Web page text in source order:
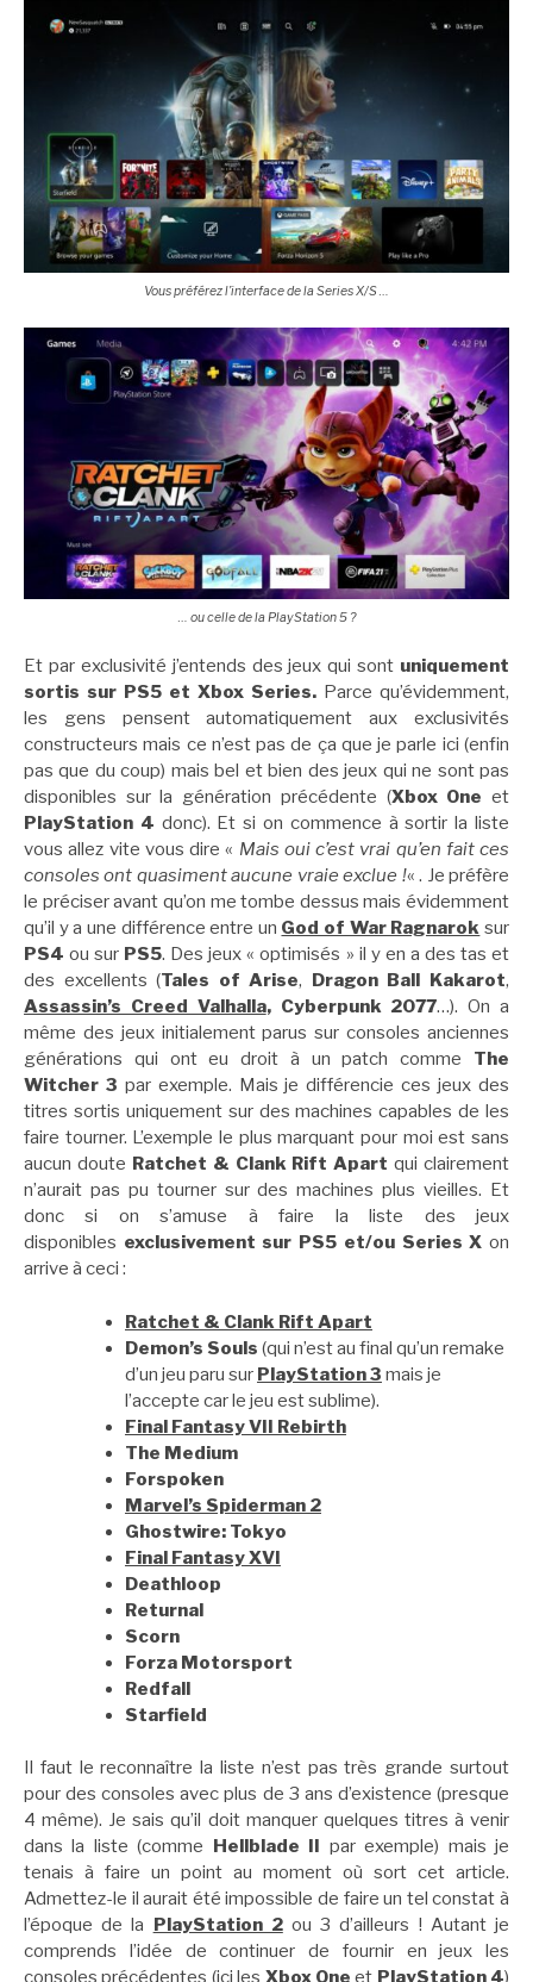
Vous préférez l’interface de la Series X/S …
… ou celle de la PlayStation 5 ?
Et par exclusivité j’entends des jeux qui sont uniquement
sortis sur PS5 et Xbox Series. Parce qu’évidemment,
les gens pensent automatiquement aux exclusivités
constructeurs mais ce n’est pas de ça que je parle ici (enfin
pas que du coup) mais bel et bien des jeux qui ne sont pas
disponibles sur la génération précédente (Xbox One et
PlayStation 4 donc). Et si on commence à sortir la liste
vous allez vite vous dire « Mais oui c’est vrai qu’en fait ces
consoles ont quasiment aucune vraie exclue !« . Je préfère
le préciser avant qu’on me tombe dessus mais évidemment
qu’il y a une différence entre un God of War Ragnarok sur
PS4 ou sur PS5. Des jeux « optimisés » il y en a des tas et
des excellents (Tales of Arise, Dragon Ball Kakarot,
Assassin’s Creed Valhalla, Cyberpunk 2077…). On a
même des jeux initialement parus sur consoles anciennes
générations qui ont eu droit à un patch comme The
Witcher 3 par exemple. Mais je différencie ces jeux des
titres sortis uniquement sur des machines capables de les
faire tourner. L’exemple le plus marquant pour moi est sans
aucun doute Ratchet & Clank Rift Apartqui clairement
n’aurait pas pu tourner sur des machines plus vieilles. Et
donc si on s’amuse à faire la liste des jeux
disponibles exclusivement sur PS5 et/ou Series Xon
arrive à ceci :
Ratchet & Clank Rift Apart
Demon’s Souls (qui n’est au final qu’un remake
d’un jeu paru sur PlayStation 3 mais je
l’accepte car le jeu est sublime).
Final Fantasy VII Rebirth
The Medium
Forspoken
Marvel’s Spiderman 2
Ghostwire: Tokyo
Final Fantasy XVI
Deathloop
Returnal
Scorn
Forza Motorsport
Redfall
Starfield
Il faut le reconnaître la liste n’est pas très grande surtout
pour des consoles avec plus de 3 ans d’existence (presque
4 même). Je sais qu’il doit manquer quelques titres à venir
dans la liste (comme
Hellblade II par exemple) mais je
tenais à faire un point au moment où sort cet article.
Admettez-le il aurait été impossible de faire un tel constat à
l’époque de la
PlayStation 2 ou 3 d’ailleurs ! Autant je
comprends l’idée de continuer de fournir en jeux les